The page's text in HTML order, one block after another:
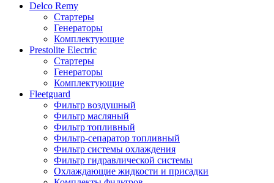
Delco Remy
Стартеры
Генераторы
Комплектующие
Prestolite Electric
Стартеры
Генераторы
Комплектующие
Fleetguard
Фильтр воздушный
Фильтр масляный
Фильтр топливный
Фильтр-сепаратор топливный
Фильтр системы охлаждения
Фильтр гидравлической системы
Охлаждающие жидкости и присадки